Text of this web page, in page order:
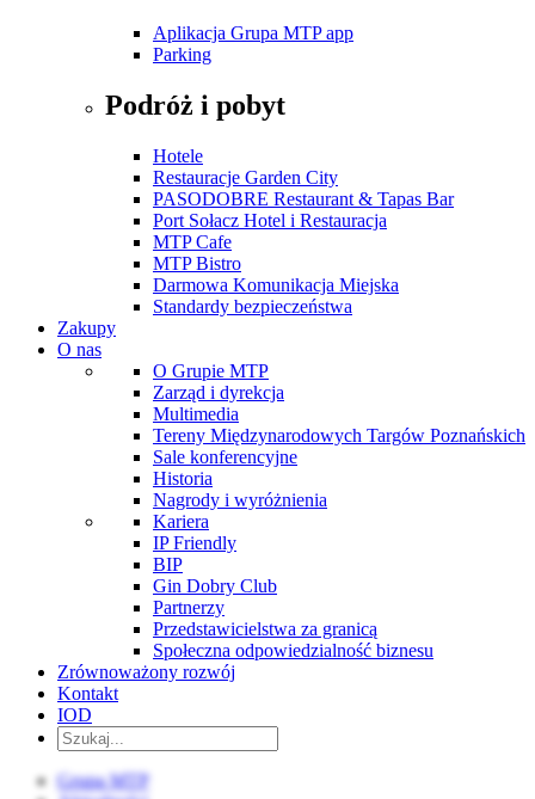
Aplikacja Grupa MTP app
Parking
Podróż i pobyt
Hotele
Restauracje Garden City
PASODOBRE Restaurant & Tapas Bar
Port Sołacz Hotel i Restauracja
MTP Cafe
MTP Bistro
Darmowa Komunikacja Miejska
Standardy bezpieczeństwa
Zakupy
O nas
O Grupie MTP
Zarząd i dyrekcja
Multimedia
Tereny Międzynarodowych Targów Poznańskich
Sale konferencyjne
Historia
Nagrody i wyróżnienia
Kariera
IP Friendly
BIP
Gin Dobry Club
Partnerzy
Przedstawicielstwa za granicą
Społeczna odpowiedzialność biznesu
Zrównoważony rozwój
Kontakt
IOD
Grupa MTP